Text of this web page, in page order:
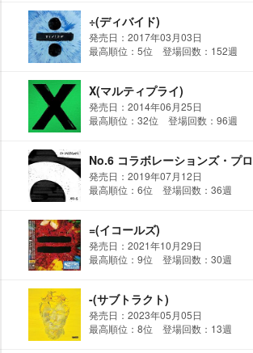
÷(ディバイド)
発売日：2017年03月03日
最高順位：5位 登場回数：152週
X(マルティプライ)
発売日：2014年06月25日
最高順位：32位 登場回数：96週
No.6 コラボレーションズ・プ
発売日：2019年07月12日
最高順位：6位 登場回数：36週
=(イコールズ)
発売日：2021年10月29日
最高順位：9位 登場回数：30週
-(サブトラクト)
発売日：2023年05月05日
最高順位：8位 登場回数：13週